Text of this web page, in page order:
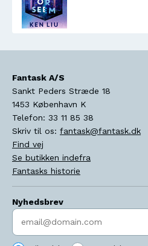
Fantask A/S
Sankt Peders Stræde 18
1453 København K
Telefon: 33 11 85 38
Skriv til os: fantask@fantask.dk
Find vej
Se butikken indefra
Fantasks historie
Nyhedsbrev
Indtast søgeord